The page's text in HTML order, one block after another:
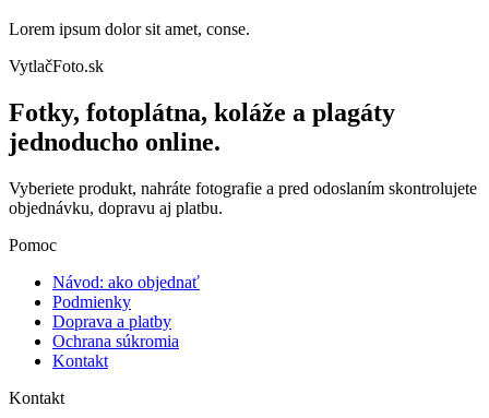
Lorem ipsum dolor sit amet, conse.
VytlačFoto.sk
Fotky, fotoplátna, koláže a plagáty
jednoducho online.
Vyberiete produkt, nahráte fotografie a pred odoslaním skontrolujete
objednávku, dopravu aj platbu.
Pomoc
Návod: ako objednať
Podmienky
Doprava a platby
Ochrana súkromia
Kontakt
Kontakt